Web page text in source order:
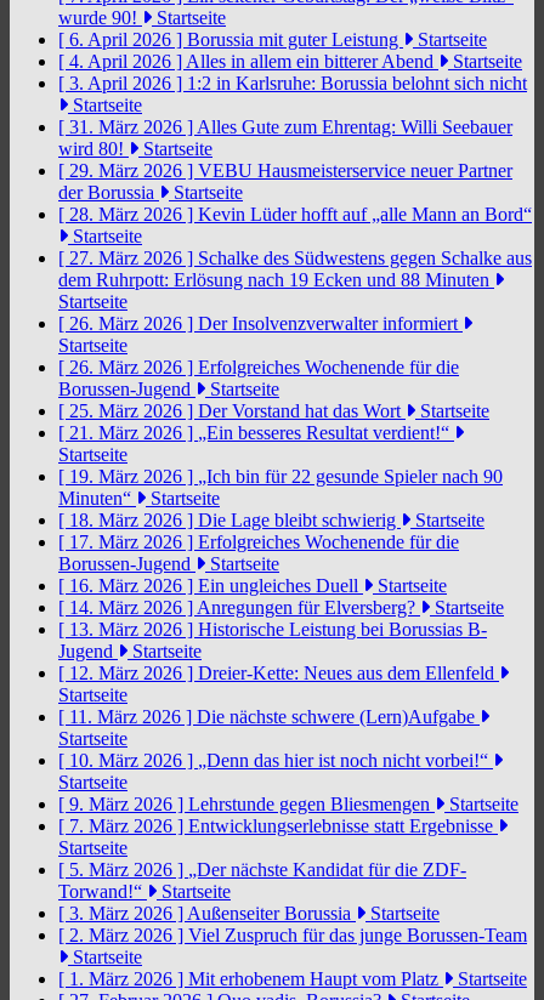
wurde 90!
Startseite
[ 6. April 2026 ] Borussia mit guter Leistung
Startseite
[ 4. April 2026 ] Alles in allem ein bitterer Abend
Startseite
[ 3. April 2026 ] 1:2 in Karlsruhe: Borussia belohnt sich nicht
Startseite
[ 31. März 2026 ] Alles Gute zum Ehrentag: Willi Seebauer
wird 80!
Startseite
[ 29. März 2026 ] VEBU Hausmeisterservice neuer Partner
der Borussia
Startseite
[ 28. März 2026 ] Kevin Lüder hofft auf „alle Mann an Bord“
Startseite
[ 27. März 2026 ] Schalke des Südwestens gegen Schalke aus
dem Ruhrpott: Erlösung nach 19 Ecken und 88 Minuten
Startseite
[ 26. März 2026 ] Der Insolvenzverwalter informiert
Startseite
[ 26. März 2026 ] Erfolgreiches Wochenende für die
Borussen-Jugend
Startseite
[ 25. März 2026 ] Der Vorstand hat das Wort
Startseite
[ 21. März 2026 ] „Ein besseres Resultat verdient!“
Startseite
[ 19. März 2026 ] „Ich bin für 22 gesunde Spieler nach 90
Minuten“
Startseite
[ 18. März 2026 ] Die Lage bleibt schwierig
Startseite
[ 17. März 2026 ] Erfolgreiches Wochenende für die
Borussen-Jugend
Startseite
[ 16. März 2026 ] Ein ungleiches Duell
Startseite
[ 14. März 2026 ] Anregungen für Elversberg?
Startseite
[ 13. März 2026 ] Historische Leistung bei Borussias B-
Jugend
Startseite
[ 12. März 2026 ] Dreier-Kette: Neues aus dem Ellenfeld
Startseite
[ 11. März 2026 ] Die nächste schwere (Lern)Aufgabe
Startseite
[ 10. März 2026 ] „Denn das hier ist noch nicht vorbei!“
Startseite
[ 9. März 2026 ] Lehrstunde gegen Bliesmengen
Startseite
[ 7. März 2026 ] Entwicklungserlebnisse statt Ergebnisse
Startseite
[ 5. März 2026 ] „Der nächste Kandidat für die ZDF-
Torwand!“
Startseite
[ 3. März 2026 ] Außenseiter Borussia
Startseite
[ 2. März 2026 ] Viel Zuspruch für das junge Borussen-Team
Startseite
[ 1. März 2026 ] Mit erhobenem Haupt vom Platz
Startseite